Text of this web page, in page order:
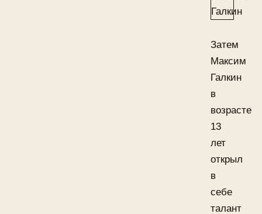
Затем
Максим
Галкин
в
возрасте
13
лет
открыл
в
себе
талант